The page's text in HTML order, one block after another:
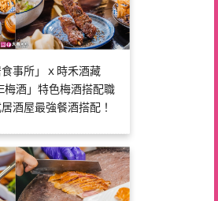
事所」ｘ時禾酒藏
梅酒」特色梅酒搭配職
酒屋最強餐酒搭配！